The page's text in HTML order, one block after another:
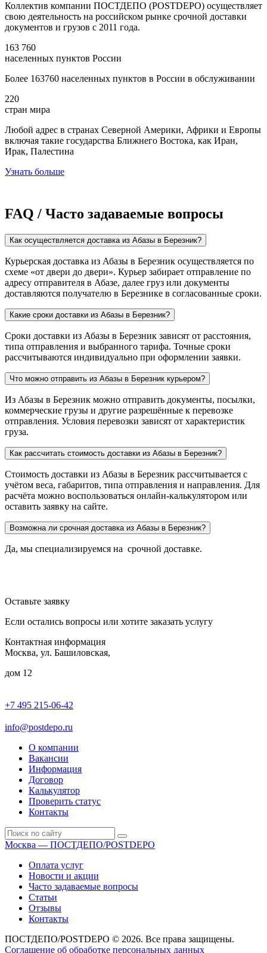
Коллектив компании ПОСТДЕПО (POSTDEPO) осуществляет
свою деятельность на российском рынке срочной доставки
документов и грузов с 2011 года.
163 760
населенных пунктов России
Более 163760 населенных пунктов в России в обслуживании
220
стран мира
Любой адрес в странах Северной Америки, Африки и Европы
включая такие государства Ближнего Востока, как Иран,
Ирак, Палестина
Узнать больше
FAQ / Часто задаваемые вопросы
Как осуществляется доставка из Абазы в Березник?
Курьерская доставка из Абазы в Березник осуществляется по
схеме «от двери до двери». Курьер забирает отправление по
адресу отправителя в Абазе, далее груз или документы
доставляются получателю в Березнике в согласованные сроки.
Какие сроки доставки из Абазы в Березник?
Сроки доставки из Абазы в Березник зависят от расстояния,
типа отправления и выбранного тарифа. Точные сроки
рассчитываются индивидуально при оформлении заявки.
Что можно отправить из Абазы в Березник курьером?
Из Абазы в Березник можно отправить документы, посылки,
коммерческие грузы и другие разрешённые к перевозке
отправления. Условия перевозки зависят от характеристик
груза.
Как рассчитать стоимость доставки из Абазы в Березник?
Стоимость доставки из Абазы в Березник рассчитывается с
учётом веса, габаритов, типа отправления и направления. Для
расчёта можно воспользоваться онлайн-калькулятором или
оставить заявку на сайте.
Возможна ли срочная доставка из Абазы в Березник?
Да, мы специализируемся на срочной доставке.
Оставьте заявку
Если остались вопросы или хотите заказать услугу
Контактная информация
Москва, ул. Башиловская,
дом 12
+7 495 215-06-42
info@postdepo.ru
О компании
Вакансии
Информация
Договор
Калькулятор
Проверить статус
Контакты
Москва — ПОСТДЕПО/POSTDEPO
Оплата услуг
Новости и акции
Часто задаваемые вопросы
Статьи
Отзывы
Контакты
ПОСТДЕПО/POSTDEPO © 2026. Все права защищены.
Соглашение об обработке персональных данных